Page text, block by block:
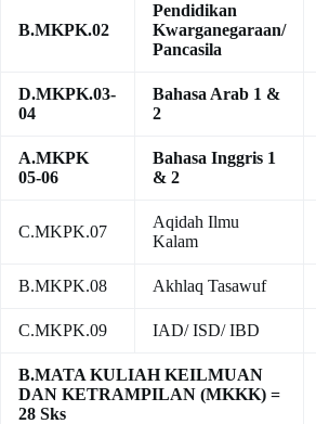
B.MKPK.02
Pendidikan
Kwarganegaraan/
Pancasila
D.MKPK.03-
04
Bahasa Arab 1 &
2
A.MKPK
05-06
Bahasa Inggris 1
& 2
C.MKPK.07
Aqidah Ilmu
Kalam
B.MKPK.08 Akhlaq Tasawuf
C.MKPK.09 IAD/ ISD/ IBD
B.MATA KULIAH KEILMUAN
DAN KETRAMPILAN (MKKK) =
28 Sks